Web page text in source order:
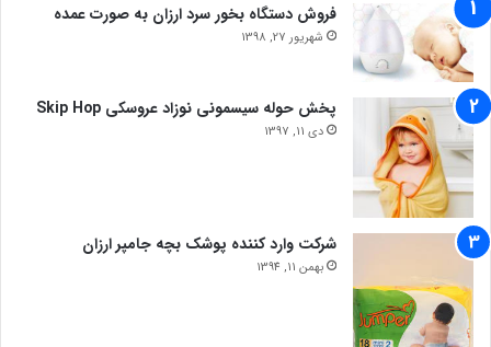
فروش دستگاه بخور سرد ارزان به صورت عمده
شهریور 27, 1398
پخش حوله سیسمونی نوزاد عروسکی Skip Hop
دی 11, 1397
شرکت وارد کننده پوشک بچه جامپر ارزان
بهمن 11, 1394